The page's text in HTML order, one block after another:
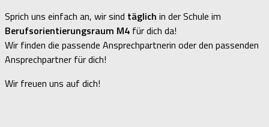
Sprich uns einfach an, wir sind täglich in der Schule im
Berufsorientierungsraum M4 für dich da!
Wir finden die passende Ansprechpartnerin oder den passenden
Ansprechpartner für dich!
Wir freuen uns auf dich!